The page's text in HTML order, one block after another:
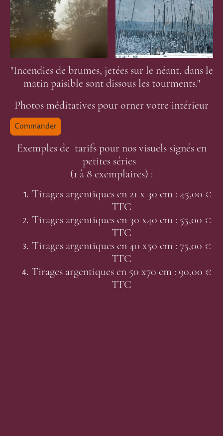
"Incendies de brumes, jetées sur le néant, dans le
matin paisible sont dissous les tourments."
Photos méditatives pour orner votre intérieur
Commander
Exemples de tarifs pour nos visuels signés en
petites séries
(1 à 8 exemplaires) :
Tirages argentiques en 21 x 30 cm : 45,00 €
TTC
Tirages argentiques en 30 x40 cm : 55,00 €
TTC
Tirages argentiques en 40 x50 cm : 75,00 €
TTC
Tirages argentiques en 50 x70 cm : 90,00 €
TTC